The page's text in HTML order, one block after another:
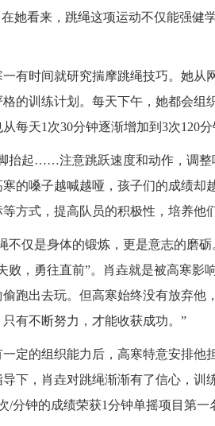
在她看来，跳绳这项运动不仅能强健
一有时间就研究揣摩跳绳技巧。她
的训练计划。每天下午，她都会组
每天1次30分钟逐渐增加到3次120分
抬起……注意跳跃速度和动作，调整
的嗓子越喊越哑，孩子们的成绩却
方式，提高队员的积极性，培养他
不仅是身体的锻炼，更是意志的磨
败，勇往直前”。肖垚就是被高寒影
跑出去玩。但高寒始终没有放弃他
有不断努力，才能收获成功。”
定的组织能力后，高寒特意安排他
下，肖垚对跳绳渐渐有了信心，训
/分钟的成绩荣获1分钟单摇项目第一